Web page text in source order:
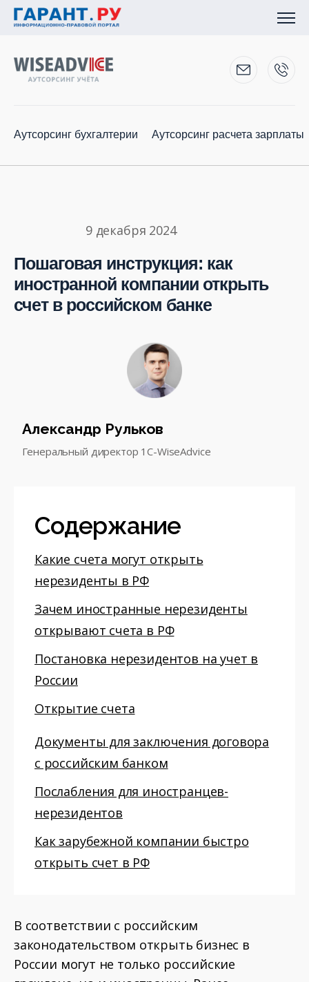
Аутсорсинг бухгалтерии Аутсорсинг расчета зарплаты
9 декабря 2024
Пошаговая инструкция: как
иностранной компании открыть
счет в российском банке
Александр Рульков
Генеральный директор 1С-WiseAdvice
Содержание
Какие счета могут открыть
нерезиденты в РФ
Зачем иностранные нерезиденты
открывают счета в РФ
Постановка нерезидентов на учет в
России
Открытие счета
Документы для заключения договора
с российским банком
Послабления для иностранцев-
нерезидентов
Как зарубежной компании быстро
открыть счет в РФ
В соответствии с российским
законодательством открыть бизнес в
России могут не только российские